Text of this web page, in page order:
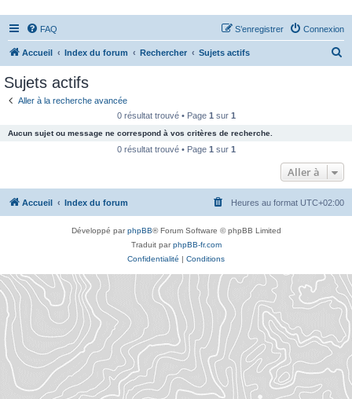
FAQ Connexion
S’enregistrer
Accueil Index du forum Rechercher Sujets actifs
c
e
Sujets actifs
Aller à la recherche avancée
0 résultat trouvé • Page 1 sur 1
Aucun sujet ou message ne correspond à vos critères de recherche.
0 résultat trouvé • Page 1 sur 1
Aller à
Accueil Index du forum Heures au format UTC+02:00
Développé parphpBB® Forum Software © phpBB Limited
Traduit parphpBB-fr.com
Confidentialité | Conditions